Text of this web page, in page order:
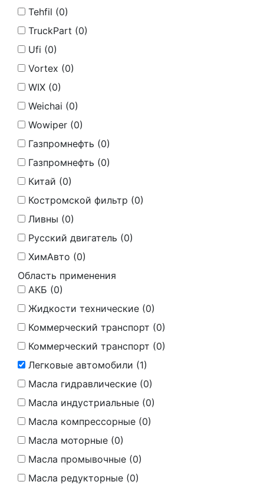
Tehfil (0)
TruckPart (0)
Ufi (0)
Vortex (0)
WIX (0)
Weichai (0)
Wowiper (0)
Газпромнефть (0)
Газпромнефть (0)
Китай (0)
Костромской фильтр (0)
Ливны (0)
Русский двигатель (0)
ХимАвто (0)
Область применения
АКБ (0)
Жидкости технические (0)
Коммерческий транспорт (0)
Коммерческий транспорт (0)
Легковые автомобили (1)
Масла гидравлические (0)
Масла индустриальные (0)
Масла компрессорные (0)
Масла моторные (0)
Масла промывочные (0)
Масла редукторные (0)